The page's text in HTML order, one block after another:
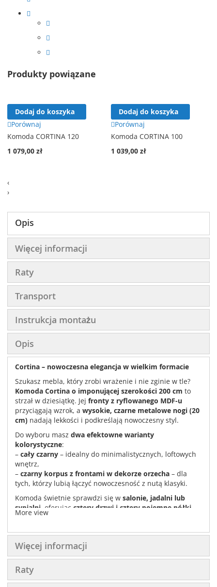
Produkty powiązane
Dodaj do koszyka
Porównaj
Komoda CORTINA 120
1 079,00 zł
Dodaj do koszyka
Porównaj
Komoda CORTINA 100
1 039,00 zł
‹
›
Opis
Więcej informacji
Raty
Transport
Instrukcja montażu
Opis
Cortina – nowoczesna elegancja w wielkim formacie
Szukasz mebla, który zrobi wrażenie i nie zginie w tle?
Komoda Cortina o imponującej szerokości 200 cm to
strzał w dziesiątkę. Jej fronty z ryflowanego MDF-u
przyciągają wzrok, a wysokie, czarne metalowe nogi (20
cm) nadają lekkości i podkreślają nowoczesny styl.
Do wyboru masz dwa efektowne warianty
kolorystyczne:
– cały czarny – idealny do minimalistycznych, loftowych
wnętrz,
– czarny korpus z frontami w dekorze orzecha – dla
tych, którzy lubią łączyć nowoczesność z nutą klasyki.
Komoda świetnie sprawdzi się w salonie, jadalni lub
sypialni , oferując cztery drzwi i cztery pojemne półki
czyli mnóstwo miejsca na wszystko, co chcesz mieć pod
zastosowano systemPUSH TO OPEN, który zapewnia
wygodę użytkowania i czystą, elegancką linię frontów.
Cortina to funkcjonalność w designerskiej oprawie–
gotowa stać się gwiazdą Twojego wnętrza.
More view
Więcej informacji
Raty